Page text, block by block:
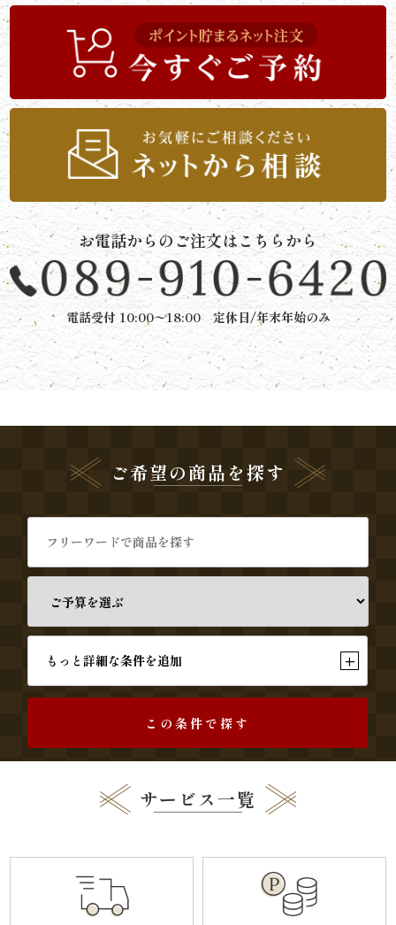
《揚
物・
唐
揚
げ》
シ
リ
ー
ら
お電話からのご注文はこちらから
電話受付 10:00〜18:00 定休日/年末年始のみ
ご希望の商品を探す
もっと詳細な条件を追加 +
この条件で探す
サービス一覧